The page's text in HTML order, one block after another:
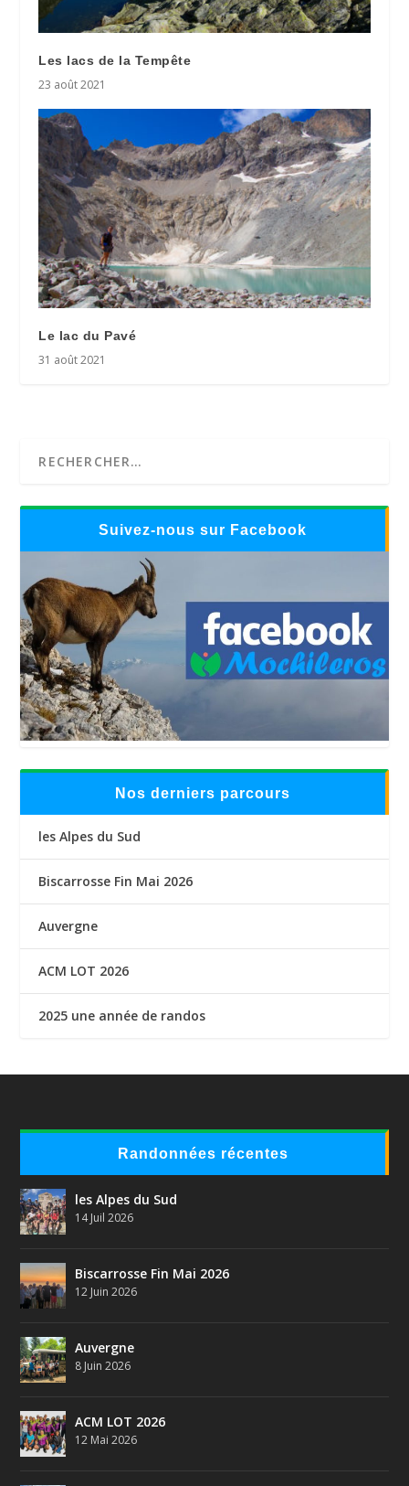
Les lacs de la Tempête
23 août 2021
Le lac du Pavé
31 août 2021
Suivez-nous sur Facebook
Nos derniers parcours
les Alpes du Sud
Biscarrosse Fin Mai 2026
Auvergne
ACM LOT 2026
2025 une année de randos
Randonnées récentes
les Alpes du Sud
14 Juil 2026
Biscarrosse Fin Mai 2026
12 Juin 2026
Auvergne
8 Juin 2026
ACM LOT 2026
12 Mai 2026